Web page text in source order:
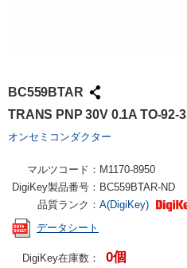
BC559BTAR
TRANS PNP 30V 0.1A TO-92-3
オンセミコンダクター
マルツコード： M1170-8950
DigiKey製品番号： BC559BTAR-ND
品質ランク： A(DigiKey)
データシート
DigiKey在庫数： 0個